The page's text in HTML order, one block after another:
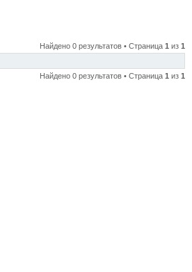
Найдено 0 результатов • Страница 1 из 1
Найдено 0 результатов • Страница 1 из 1